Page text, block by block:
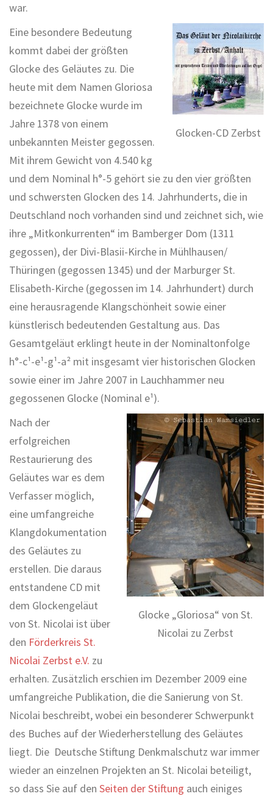
war.
Glocken-CD Zerbst
Eine besondere Bedeutung
kommt dabei der größten
Glocke des Geläutes zu. Die
heute mit dem Namen Gloriosa
bezeichnete Glocke wurde im
Jahre 1378 von einem
unbekannten Meister gegossen.
Mit ihrem Gewicht von 4.540 kg
und dem Nominal h°-5 gehört sie zu den vier größten
und schwersten Glocken des 14. Jahrhunderts, die in
Deutschland noch vorhanden sind und zeichnet sich, wie
ihre „Mitkonkurrenten“ im Bamberger Dom (1311
gegossen), der Divi-Blasii-Kirche in Mühlhausen/
Thüringen (gegossen 1345) und der Marburger St.
Elisabeth-Kirche (gegossen im 14. Jahrhundert) durch
eine herausragende Klangschönheit sowie einer
künstlerisch bedeutenden Gestaltung aus. Das
Gesamtgeläut erklingt heute in der Nominaltonfolge
h°-c¹-e¹-g¹-a² mit insgesamt vier historischen Glocken
sowie einer im Jahre 2007 in Lauchhammer neu
gegossenen Glocke (Nominal e¹).
Glocke „Gloriosa“ von St.
Nicolai zu Zerbst
Nach der
erfolgreichen
Restaurierung des
Geläutes war es dem
Verfasser möglich,
eine umfangreiche
Klangdokumentation
des Geläutes zu
erstellen. Die daraus
entstandene CD mit
dem Glockengeläut
von St. Nicolai ist über
den Förderkreis St.
Nicolai Zerbst e.V. zu
erhalten. Zusätzlich erschien im Dezember 2009 eine
umfangreiche Publikation, die die Sanierung von St.
Nicolai beschreibt, wobei ein besonderer Schwerpunkt
des Buches auf der Wiederherstellung des Geläutes
liegt. Die Deutsche Stiftung Denkmalschutz war immer
wieder an einzelnen Projekten an St. Nicolai beteiligt,
so dass Sie auf den Seiten der Stiftung auch einiges